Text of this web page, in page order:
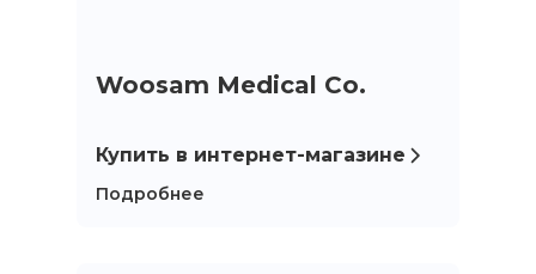
Woosam Medical Co.
Купить в интернет-магазине
Подробнее